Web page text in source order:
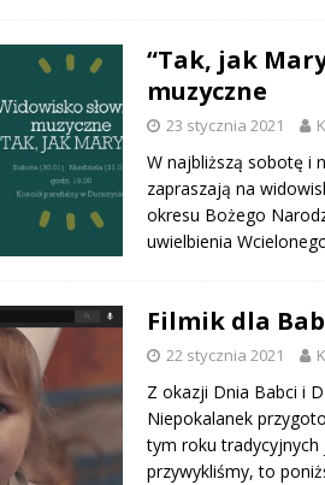
“Tak, jak
muzyczne
23 stycznia 2021
W najbliższą sobotę i
zapraszają na
okresu Bożego
uwielbienia
Filmik dla
22 stycznia 2021
Z okazji Dnia Babci i
Niepokalanek
tym roku tradycyjnych
przywykliśmy, to